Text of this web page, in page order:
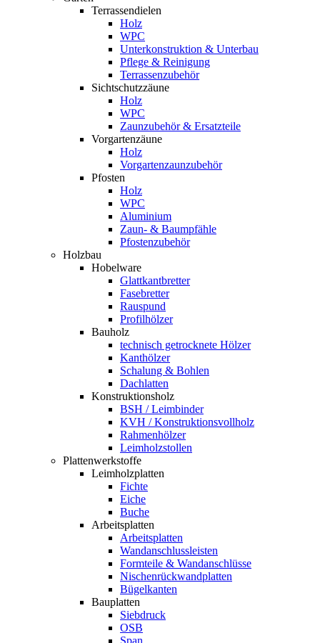
Terrassendielen
Holz
WPC
Unterkonstruktion & Unterbau
Pflege & Reinigung
Terrassenzubehör
Sichtschutzzäune
Holz
WPC
Zaunzubehör & Ersatzteile
Vorgartenzäune
Holz
Vorgartenzaunzubehör
Pfosten
Holz
WPC
Aluminium
Zaun- & Baumpfähle
Pfostenzubehör
Holzbau
Hobelware
Glattkantbretter
Fasebretter
Rauspund
Profilhölzer
Bauholz
technisch getrocknete Hölzer
Kanthölzer
Schalung & Bohlen
Dachlatten
Konstruktionsholz
BSH / Leimbinder
KVH / Konstruktionsvollholz
Rahmenhölzer
Leimholzstollen
Plattenwerkstoffe
Leimholzplatten
Fichte
Eiche
Buche
Arbeitsplatten
Arbeitsplatten
Wandanschlussleisten
Formteile & Wandanschlüsse
Nischenrückwandplatten
Bügelkanten
Bauplatten
Siebdruck
OSB
Span